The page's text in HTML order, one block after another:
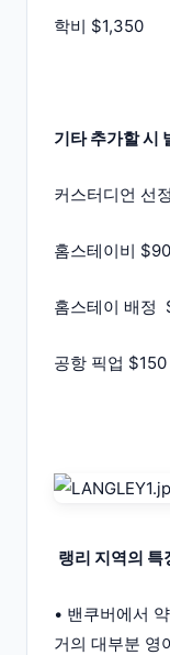
학비 $1,350
기타 추가할 시
커스터디언 선
홈스테이비
홈스테이 배정
공항 픽업 $150
랭리 지역의 특
• 밴쿠버에서
거의 대부분 영